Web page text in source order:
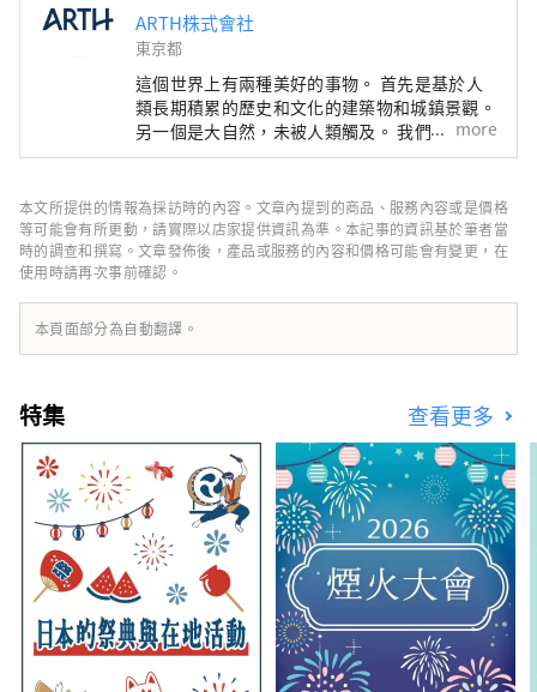
ARTH株式會社
東京都
這個世界上有兩種美好的事物。 首先是基於人
類長期積累的歷史和文化的建築物和城鎮景觀。
另一個是大自然，未被人類觸及。 我們將探索
這個世界，找出仍在其中沉睡的東西，不被重視
供給世界各地的人們。
more
本文所提供的情報為採訪時的內容。文章內提到的商品、服務內容或是價格
等可能會有所更動，請實際以店家提供資訊為準。本記事的資訊基於筆者當
時的調查和撰寫。文章發佈後，產品或服務的內容和價格可能會有變更，在
使用時請再次事前確認。
本頁面部分為自動翻譯。
特集 查看更多